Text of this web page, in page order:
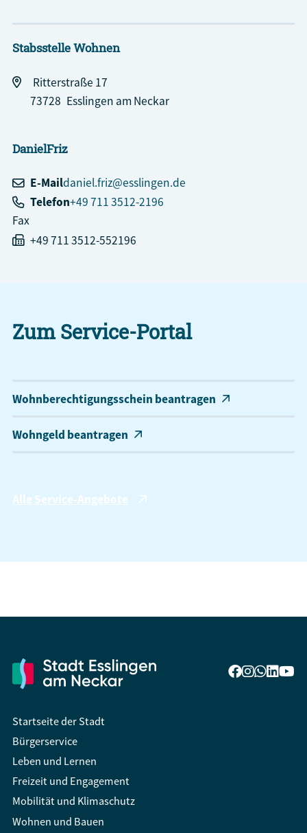
Stabsstelle Wohnen
Ritterstraße 17
73728 Esslingen am Neckar
DanielFriz
E-Maildaniel.friz@esslingen.de
Telefon+49 711 3512-2196
Fax
+49 711 3512-552196
Zum Service-Portal
Wohnberechtigungsschein beantragen
Wohngeld beantragen
Alle Service-Angebote
Startseite der Stadt
Bürgerservice
Leben und Lernen
Freizeit und Engagement
Mobilität und Klimaschutz
Wohnen und Bauen